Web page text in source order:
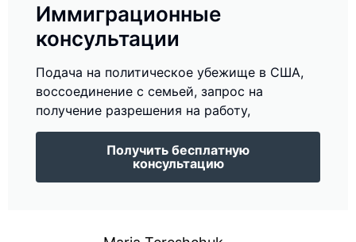
Иммиграционные
консультации
Подача на политическое убежище в США,
воссоединение с семьей, запрос на
получение разрешения на работу,
Получить бесплатную
консультацию